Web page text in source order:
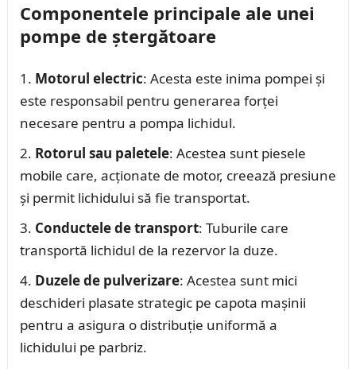
Componentele principale ale unei
pompe de ștergătoare
Motorul electric: Acesta este inima pompei și
este responsabil pentru generarea forței
necesare pentru a pompa lichidul.
Rotorul sau paletele: Acestea sunt piesele
mobile care, acționate de motor, creează presiune
și permit lichidului să fie transportat.
Conductele de transport: Tuburile care
transportă lichidul de la rezervor la duze.
Duzele de pulverizare: Acestea sunt mici
deschideri plasate strategic pe capota mașinii
pentru a asigura o distribuție uniformă a
lichidului pe parbriz.